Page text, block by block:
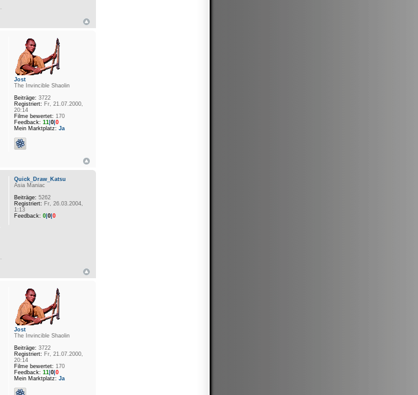
Jost
The Invincible Shaolin
Beiträge: 3722
Registriert: Fr, 21.07.2000,
20:14
Filme bewertet: 170
Feedback: 11 0 0
Mein Marktplatz: Ja
Quick_Draw_Katsu
Asia Maniac
Beiträge: 5262
Registriert: Fr, 26.03.2004,
1:13
Feedback: 0 0 0
Jost
The Invincible Shaolin
Beiträge: 3722
Registriert: Fr, 21.07.2000,
20:14
Filme bewertet: 170
Feedback: 11 0 0
Mein Marktplatz: Ja